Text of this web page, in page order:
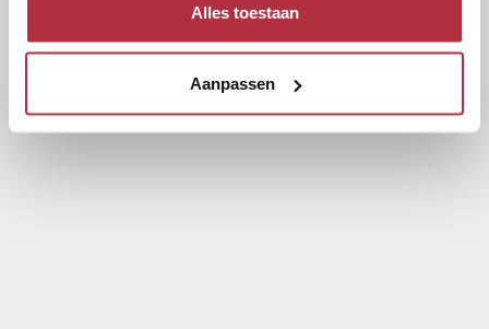
Alles toestaan
Aanpassen